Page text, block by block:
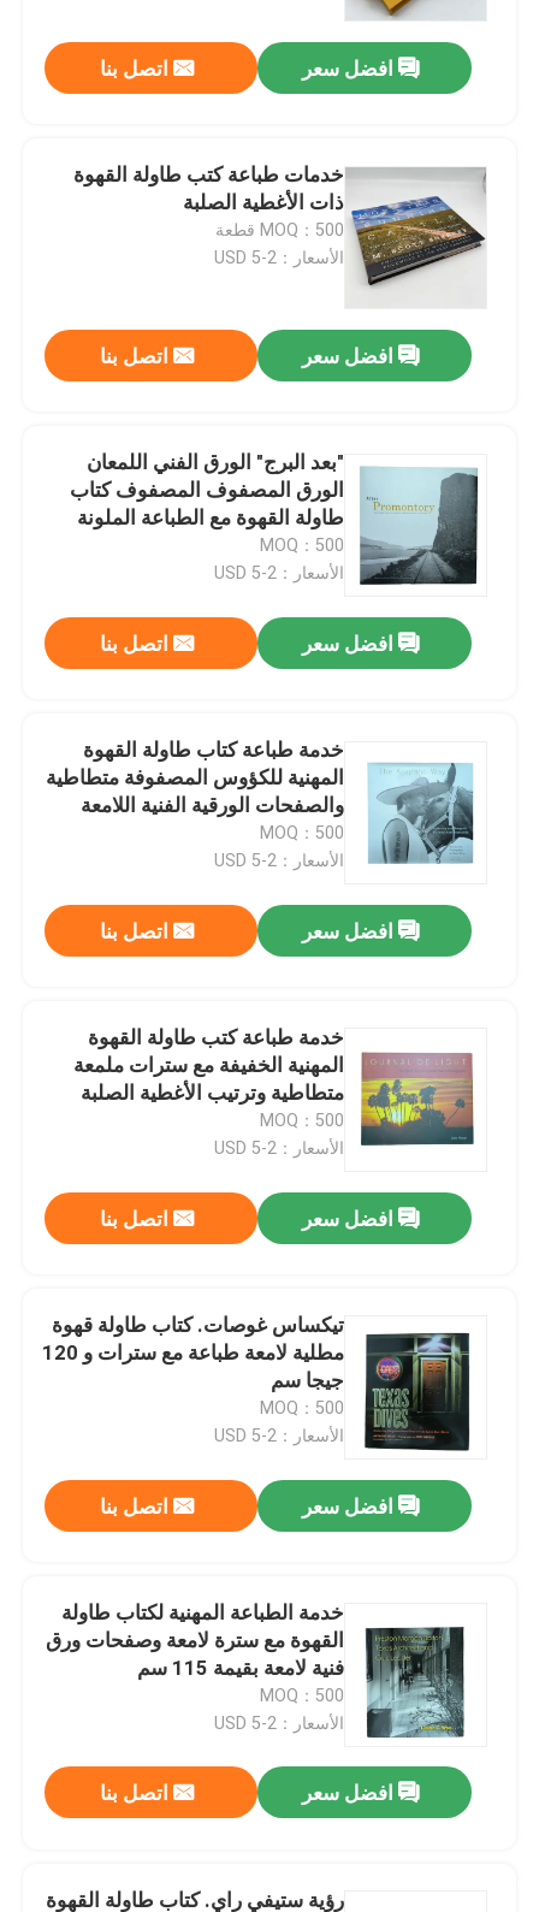
منتجات
أشرطة فيديو
معلومات عنا
اتصل بنا
أخبار
اطلب اقتباس
طباعة كتاب طاولة القهوة
طباعة بطاقات التارو
طباعة الكتب
خدمات طباعة الكتب المدرسية
طباعة كتاب فني غلاف فني
طباعة المجلات حسب الطلب
طباعة الكتب الملونة
طباعة الكتب المصورة
صناديق تغليف الهدايا
افضل سعر اتصل بنا
خدمات طباعة كتب طاولة القهوة
ذات الأغطية الصلبة
MOQ：500 قطعة
الأسعار：2-5 USD
افضل سعر اتصل بنا
"بعد البرج" الورق الفني اللمعان
الورق المصفوف المصفوف كتاب
طاولة القهوة مع الطباعة الملونة
الكاملة والسترات المخصصة
MOQ：500
الأسعار：2-5 USD
افضل سعر اتصل بنا
خدمة طباعة كتاب طاولة القهوة
المهنية للكؤوس المصفوفة متطاطية
والصفحات الورقية الفنية اللامعة
MOQ：500
الأسعار：2-5 USD
افضل سعر اتصل بنا
خدمة طباعة كتب طاولة القهوة
المهنية الخفيفة مع سترات ملمعة
متطاطية وترتيب الأغطية الصلبة
MOQ：500
الأسعار：2-5 USD
افضل سعر اتصل بنا
تيكساس غوصات. كتاب طاولة قهوة
مطلية لامعة طباعة مع سترات و 120
جيجا سم
MOQ：500
الأسعار：2-5 USD
افضل سعر اتصل بنا
خدمة الطباعة المهنية لكتاب طاولة
القهوة مع سترة لامعة وصفحات ورق
فنية لامعة بقيمة 115 سم
للاستخدامات المخصصة
MOQ：500
الأسعار：2-5 USD
افضل سعر اتصل بنا
رؤية ستيفي راي. كتاب طاولة القهوة